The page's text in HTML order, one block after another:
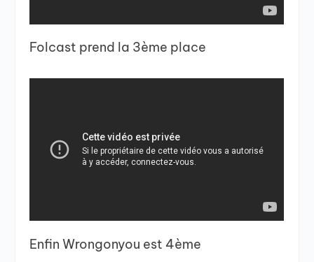
Folcast prend la 3ème place
Enfin Wrongonyou est 4ème